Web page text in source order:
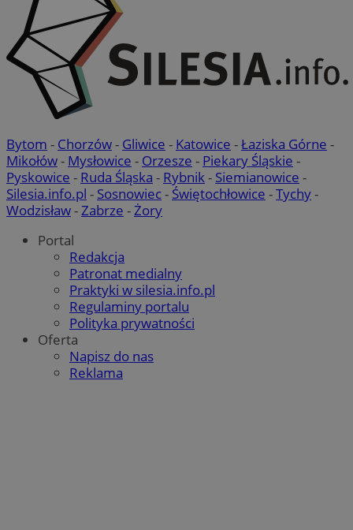
Bytom - Chorzów- Gliwice - Katowice -Łaziska Górne -
Mikołów- Mysłowice - Orzesze - Piekary Śląskie -
Pyskowice - Ruda Śląska - Rybnik- Siemianowice -
Silesia.info.pl - Sosnowiec- Świętochłowice -Tychy-
Wodzisław-Zabrze -Żory
Portal
Redakcja
Patronat medialny
Praktyki w silesia.info.pl
Regulaminy portalu
Polityka prywatności
Oferta
Napisz do nas
Reklama